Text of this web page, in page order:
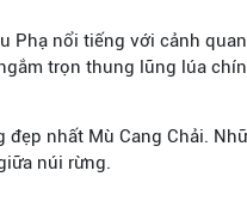
Phạ nổi tiếng với cảnh
trọn thung lũng lúa
nhất Mù Cang Chải.
núi rừng.